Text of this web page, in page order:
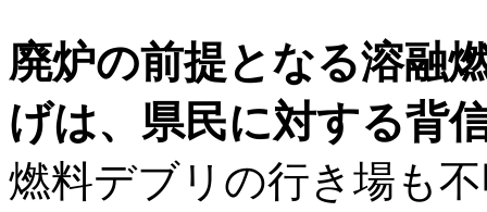
廃炉の前提となる溶融
げは、県民に対する背
燃料デブリの行き場も